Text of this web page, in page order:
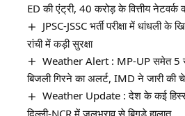
ED की एंट्री, 40 करोड़ के वित्तीय नेटवर्क
JPSC-JSSC भर्ती परीक्षा में धांधली के
रांची में कड़ी सुरक्षा
Weather Alert : MP-UP समेत 5
बिजली गिरने का अलर्ट, IMD ने जारी की
Weather Update : देश के कई हिस्सों
दिल्ली-NCR में जलभराव से बिगड़े हालात